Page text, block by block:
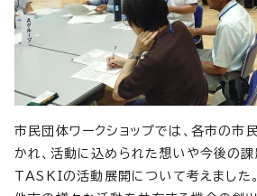
市民団体ワークショップでは、各市の市
かれ、活動に込められた想いや今後の課
TASKIの活動展開について考えました。